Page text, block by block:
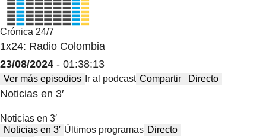
Crónica 24/7
1x24: Radio Colombia
23/08/2024 - 01:38:13
Ver más episodios Ir al podcast Compartir Directo
Noticias en 3′
Noticias en 3′
Noticias en 3′ Últimos programas Directo